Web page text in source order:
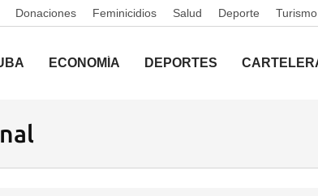
Donaciones Feminicidios Salud Deporte Turismo
ECONOMÍA DEPORTES